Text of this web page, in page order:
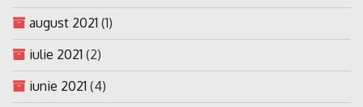
august 2021 (1)
iulie 2021 (2)
iunie 2021 (4)